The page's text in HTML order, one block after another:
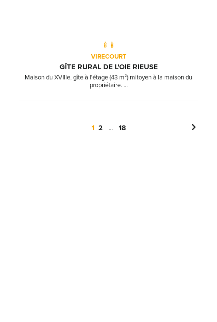
VIRECOURT
GÎTE RURAL DE L'OIE RIEUSE
Maison du XVIIIe, gîte à l'étage (43 m²) mitoyen à la maison du
propriétaire. ...
1 2 ... 18